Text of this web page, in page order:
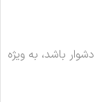
باشد، به ویژه